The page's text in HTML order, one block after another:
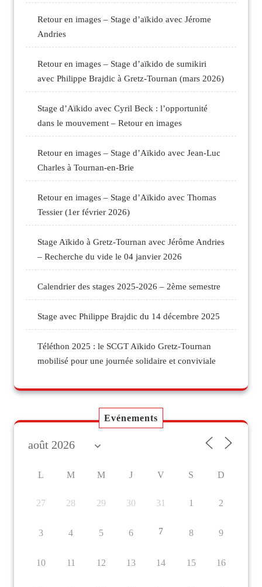
Retour en images – Stage d’aïkido avec Jérome
Andries
Retour en images – Stage d’aïkido de sumikiri
avec Philippe Brajdic à Gretz-Tournan (mars 2026)
Stage d’Aïkido avec Cyril Beck : l’opportunité
dans le mouvement – Retour en images
Retour en images – Stage d’Aïkido avec Jean-Luc
Charles à Tournan-en-Brie
Retour en images – Stage d’Aïkido avec Thomas
Tessier (1er février 2026)
Stage Aïkido à Gretz-Tournan avec Jérôme Andries
– Recherche du vide le 04 janvier 2026
Calendrier des stages 2025-2026 – 2ème semestre
Stage avec Philippe Brajdic du 14 décembre 2025
Téléthon 2025 : le SCGT Aïkido Gretz-Tournan
mobilisé pour une journée solidaire et conviviale
Evénements
L M M J V S D
27 28 29 30 31 1 2
3 4 5 6 7 8 9
10 11 12 13 14 15 16